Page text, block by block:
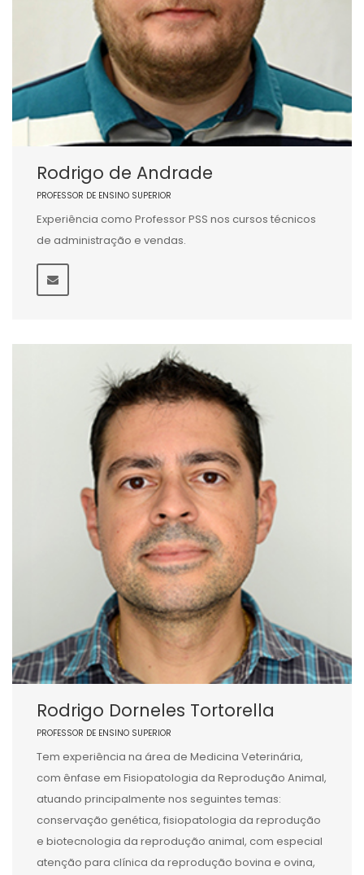
Rodrigo de Andrade
PROFESSOR DE ENSINO SUPERIOR
Experiência como Professor PSS nos cursos técnicos
de administração e vendas.
Rodrigo Dorneles Tortorella
PROFESSOR DE ENSINO SUPERIOR
Tem experiência na área de Medicina Veterinária,
com ênfase em Fisiopatologia da Reprodução Animal,
atuando principalmente nos seguintes temas:
conservação genética, fisiopatologia da reprodução
e biotecnologia da reprodução animal, com especial
atenção para clínica da reprodução bovina e ovina,